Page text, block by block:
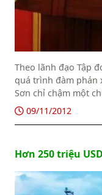
Theo lãnh đạo Tập
quá trình đàm phán
Sơn chỉ chậm một
chỉnh kế hoạch rót
09/11/2012
Hơn 250 triệu